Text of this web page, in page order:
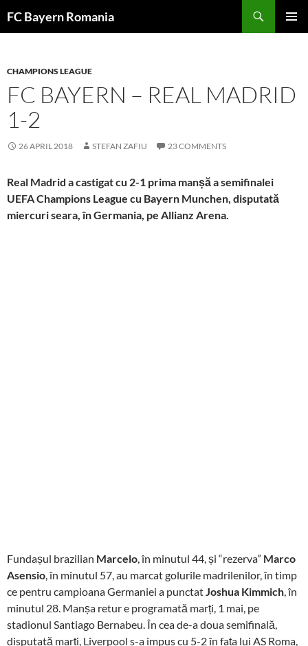
toFC Bayern Romania
CHAMPIONS LEAGUE
FC BAYERN – REAL MADRID
1-2
26 APRIL 2018 STEFAN ZAFIU 23 COMMENTS
Real Madrid a castigat cu 2-1 prima manșă a semifinalei
UEFA Champions League cu Bayern Munchen, disputată
miercuri seara, în Germania, pe Allianz Arena.
Fundașul brazilian Marcelo, în minutul 44, și “rezerva” Marco
Asensio, în minutul 57, au marcat golurile madrilenilor, în timp
ce pentru campioana Germaniei a punctatJoshua Kimmich, în
minutul 28. Manșa retur e programată marți, 1 mai, pe
stadionul Santiago Bernabeu. În cea de-a doua semifinală,
disputată marți, Liverpool s-a impus cu 5-2 în fața lui AS Roma,